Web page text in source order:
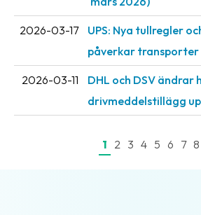
2026-03-17
UPS: Nya tullregler
påverkar transporter
2026-03-11
DHL och DSV ändrar
drivmeddelstillägg
1 2 3 4 5 6 7 8